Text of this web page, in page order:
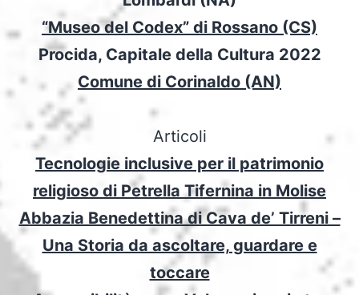
“Museo del Codex” di Rossano (CS)
Procida, Capitale della Cultura 2022
Comune di Corinaldo (AN)
Articoli
Tecnologie inclusive per il patrimonio
religioso di Petrella Tifernina in Molise
Abbazia Benedettina di Cava de’ Tirreni –
Una Storia da ascoltare, guardare e
toccare